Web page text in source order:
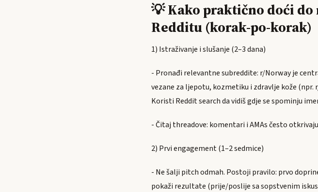
💡 Kako praktično doći
Redditu (korak-po-korak)
1) Istraživanje i slušanje (2–3 dana)
- Pronađi relevantne subreddite: r/Norway je
vezane za ljepotu, kozmetiku i zdravlje kože
Koristi Reddit search da vidiš gdje se spominju
- Čitaj threadove: komentari i AMAs često
2) Prvi engagement (1–2 sedmice)
- Ne šalji pitch odmah. Postoji pravilo: prvo
pokaži rezultate (prije/poslije sa sopstvenim